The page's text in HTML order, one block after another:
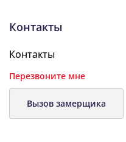
Контакты
Контакты
Перезвоните мне
Вызов замерщика